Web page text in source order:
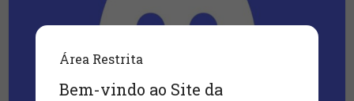
Área Restrita
Bem-vindo ao Site da